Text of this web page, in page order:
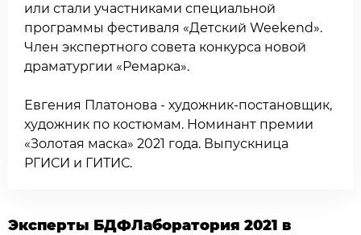
или стали участниками специальной
программы фестиваля «Детский Weekend».
Член экспертного совета конкурса новой
драматургии «Ремарка».
Евгения Платонова - художник-постановщик,
художник по костюмам. Номинант премии
«Золотая маска» 2021 года. Выпускница
РГИСИ и ГИТИС.
Эксперты БДФЛаборатория 2021 в